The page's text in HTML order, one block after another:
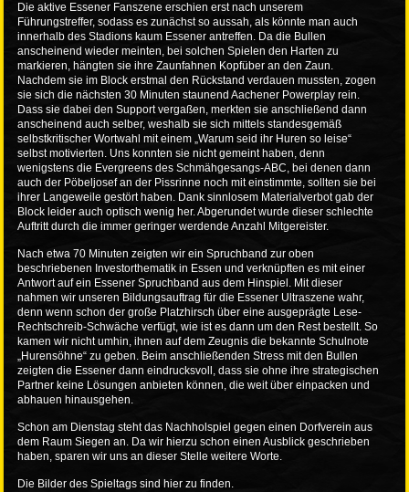
Die aktive Essener Fanszene erschien erst nach unserem
Führungstreffer, sodass es zunächst so aussah, als könnte man auch
innerhalb des Stadions kaum Essener antreffen. Da die Bullen
anscheinend wieder meinten, bei solchen Spielen den Harten zu
markieren, hängten sie ihre Zaunfahnen Kopfüber an den Zaun.
Nachdem sie im Block erstmal den Rückstand verdauen mussten, zogen
sie sich die nächsten 30 Minuten staunend Aachener Powerplay rein.
Dass sie dabei den Support vergaßen, merkten sie anschließend dann
anscheinend auch selber, weshalb sie sich mittels standesgemäß
selbstkritischer Wortwahl mit einem „Warum seid ihr Huren so leise“
selbst motivierten. Uns konnten sie nicht gemeint haben, denn
wenigstens die Evergreens des Schmähgesangs-ABC, bei denen dann
auch der Pöbeljosef an der Pissrinne noch mit einstimmte, sollten sie bei
ihrer Langeweile gestört haben. Dank sinnlosem Materialverbot gab der
Block leider auch optisch wenig her. Abgerundet wurde dieser schlechte
Auftritt durch die immer geringer werdende Anzahl Mitgereister.
Nach etwa 70 Minuten zeigten wir ein Spruchband zur oben
beschriebenen Investorthematik in Essen und verknüpften es mit einer
Antwort auf ein Essener Spruchband aus dem Hinspiel. Mit dieser
nahmen wir unseren Bildungsauftrag für die Essener Ultraszene wahr,
denn wenn schon der große Platzhirsch über eine ausgeprägte Lese-
Rechtschreib-Schwäche verfügt, wie ist es dann um den Rest bestellt. So
kamen wir nicht umhin, ihnen auf dem Zeugnis die bekannte Schulnote
„Hurensöhne“ zu geben. Beim anschließenden Stress mit den Bullen
zeigten die Essener dann eindrucksvoll, dass sie ohne ihre strategischen
Partner keine Lösungen anbieten können, die weit über einpacken und
abhauen hinausgehen.
Schon am Dienstag steht das Nachholspiel gegen einen Dorfverein aus
dem Raum Siegen an. Da wir hierzu schon einen Ausblick geschrieben
haben, sparen wir uns an dieser Stelle weitere Worte.
Die Bilder des Spieltags sind hier zu finden.